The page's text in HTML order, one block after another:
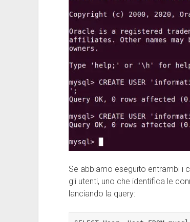
Se abbiamo eseguito entrambi i
gli utenti, uno che identifica le
lanciando la query: